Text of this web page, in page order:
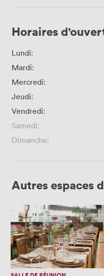
Horaires
Lundi:
Mardi:
Mercredi:
Jeudi:
Vendredi:
Samedi:
Dimanche:
Autres espaces
Duesseldorf